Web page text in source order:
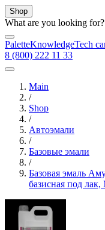
Shop
What are you looking for?
PaletteKnowledgeTech
8 (800) 222 11 33
Main
/
Shop
/
Автоэмали
/
Базовые эмали
/
Базовая эмаль
базисная под